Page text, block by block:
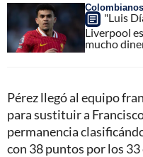
"Luis
Liverpool
mucho
Pérez llegó al equipo
para sustituir a
permanencia
con 38 puntos por los